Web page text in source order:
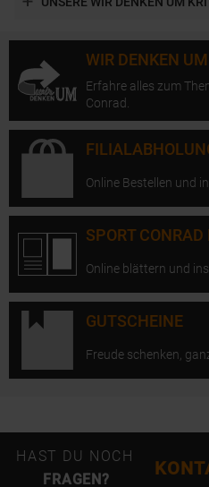
WIR DENKEN UM
Erfahre alles zum
Conrad.
Online Bestellen und
SPORT
Online blättern und
GUTSCHEINE
Freude schenken,
HAST DU NOCH
FRAGEN?